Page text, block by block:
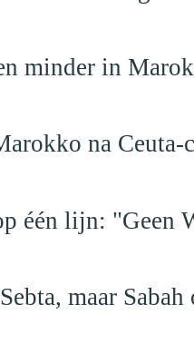
minder in
na Ceuta-
één lijn: "Geen
maar